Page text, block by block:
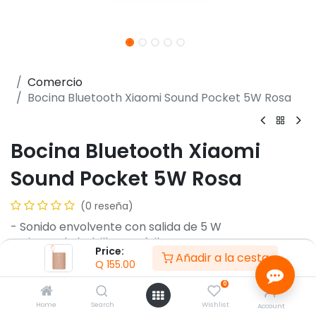
Price:
Q 155.00 Añadir a la cesta
Home Search
0
Wishlist Account
Comercio
Bocina Bluetooth Xiaomi Sound Pocket 5W Rosa
Bocina Bluetooth Xiaomi
Sound Pocket 5W Rosa
(0 reseña)
- Sonido envolvente con salida de 5 W
- Diseño de bolsillo portátil
- Sonido estéreo verdaderamente inalámbrico
- Batería de larga duración de hasta 10 horas
- Compatible con Bluetooth 5.4
- Resistencia al agua y al polvo IP67